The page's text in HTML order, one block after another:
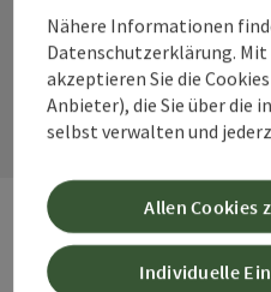
Kontaktformular
Webseiten
Nähere Informationen
Datenschutzerklärung.
akzeptieren Sie die
Anbieter), die Sie über die
selbst verwalten und
Individuelle
Allen Cookies